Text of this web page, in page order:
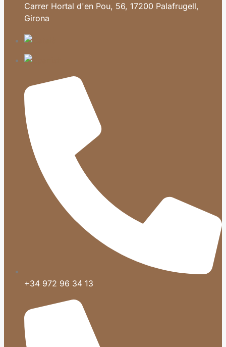
Carrer Hortal d'en Pou, 56, 17200 Palafrugell,
Girona
+34 972 96 34 13